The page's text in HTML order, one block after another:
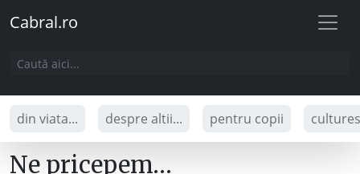
Cabral.ro
din viata... despre altii... pentru copii
Ne pricepem…